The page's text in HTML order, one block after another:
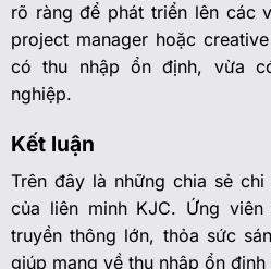
rõ ràng để phát triển lên các
project manager hoặc
có thu nhập ổn định, vừa
nghiệp.
Kết luận
Trên đây là những chia sẻ
của liên minh KJC. Ứng
truyền thông lớn, thỏa sức
giúp mang về thu nhập ổn định